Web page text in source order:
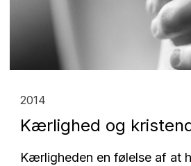
2014
Kærlighed og
Kærligheden en følelse af at